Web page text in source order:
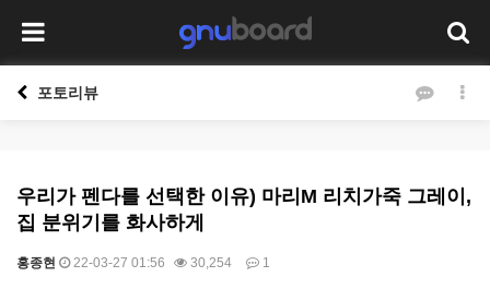
포토리뷰
우리가 펜다를 선택한 이유) 마리M 리치가죽 그레이,
집 분위기를 화사하게
홍종현 22-03-27 01:56 30,254 1